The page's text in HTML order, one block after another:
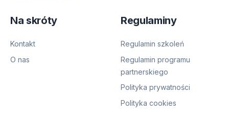
Na skróty
Kontakt
O nas
Regulaminy
Regulamin szkoleń
Regulamin programu
partnerskiego
Polityka prywatności
Polityka cookies